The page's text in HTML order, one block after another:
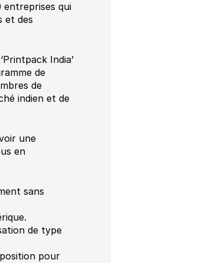
entreprises qui
et des
India’
de
de
indien et de
une
en
sans
de type
pour